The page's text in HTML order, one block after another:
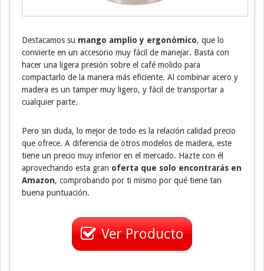
Destacamos su mango amplio y ergonómico, que lo
convierte en un accesorio muy fácil de manejar. Basta con
hacer una ligera presión sobre el café molido para
compactarlo de la manera más eficiente. Al combinar acero y
madera es un tamper muy ligero, y fácil de transportar a
cualquier parte.
Pero sin duda, lo mejor de todo es la relación calidad precio
que ofrece. A diferencia de otros modelos de madera, este
tiene un precio muy inferior en el mercado. Hazte con él
aprovechando esta gran oferta que solo encontrarás en
Amazon, comprobando por ti mismo por qué tiene tan
buena puntuación.
Ver Producto